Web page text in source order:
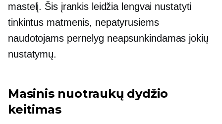
mastelį. Šis įrankis leidžia lengvai nustatyti
tinkintus matmenis, nepatyrusiems
naudotojams pernelyg neapsunkindamas jokių
nustatymų.
Masinis nuotraukų dydžio
keitimas